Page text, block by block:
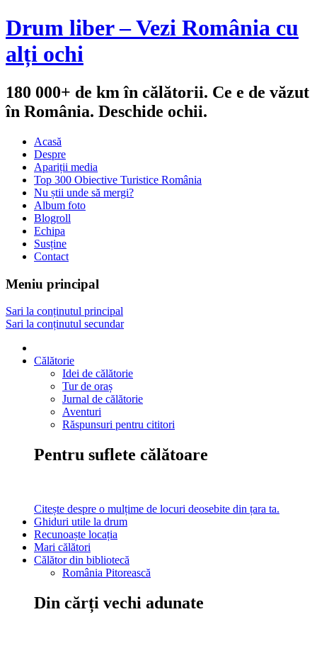
Drum liber – Vezi România cu
alți ochi
180 000+ de km în călătorii. Ce e de văzut
în România. Deschide ochii.
Acasă
Despre
Apariții media
Top 300 Obiective Turistice România
Nu știi unde să mergi?
Album foto
Blogroll
Echipa
Susține
Contact
Meniu principal
Sari la conținutul principal
Sari la conținutul secundar
Călătorie
Idei de călătorie
Tur de oraș
Jurnal de călătorie
Aventuri
Răspunsuri pentru cititori
Pentru suflete călătoare
Citește despre o mulțime de locuri deosebite din țara ta.
Ghiduri utile la drum
Recunoaște locația
Mari călători
Călător din bibliotecă
România Pitorească
Din cărți vechi adunate